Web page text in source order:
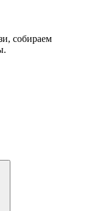
собираем